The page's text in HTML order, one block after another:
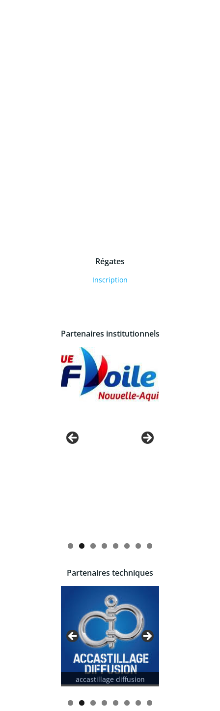
Régates
Inscription
Partenaires institutionnels
Partenaires techniques